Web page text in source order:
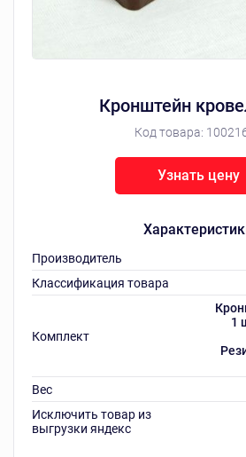
Кронштейн
Код товара:
Производитель
Классификация товара
Комплект
1
Вес
Исключить товар из
выгрузки яндекс
Узнать цену